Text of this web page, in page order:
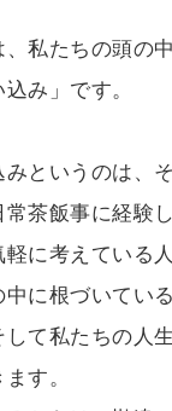
、私たちの頭の
み」です。
みというのは、
茶飯事に経験
に考えている
中に根づいてい
て私たちの人
す。